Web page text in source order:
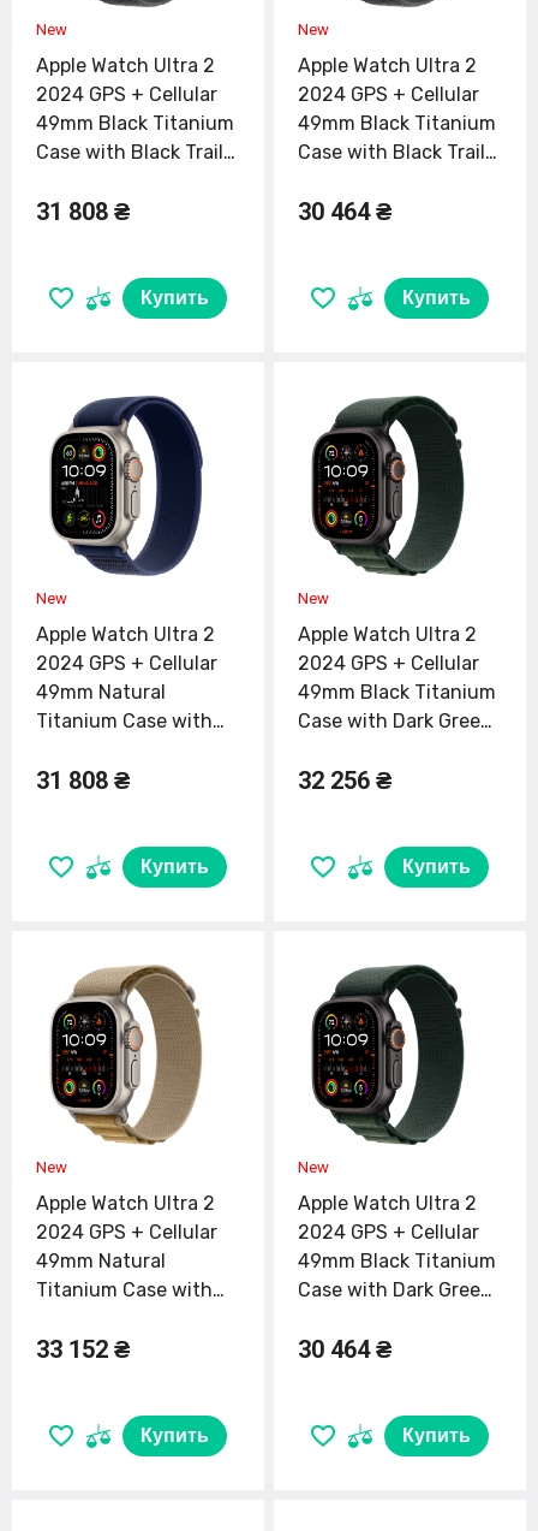
Apple Watch Ultra 2
2024 GPS + Cellular
49mm Black Titanium
Case with Black Trail
31 808 ₴
Купить
Apple Watch Ultra 2
2024 GPS + Cellular
49mm Black Titanium
Case with Black Trail
30 464 ₴
Купить
Apple Watch Ultra 2
2024 GPS + Cellular
49mm Natural
Titanium Case with
(MX4L3)
31 808 ₴
Купить
Apple Watch Ultra 2
2024 GPS + Cellular
49mm Black Titanium
Case with Dark Green
(MX4T3)
32 256 ₴
Купить
Apple Watch Ultra 2
2024 GPS + Cellular
49mm Natural
Titanium Case with
Large (MX4H3)
33 152 ₴
Купить
Apple Watch Ultra 2
2024 GPS + Cellular
49mm Black Titanium
Case with Dark Green
(MX4Q3)
30 464 ₴
Купить